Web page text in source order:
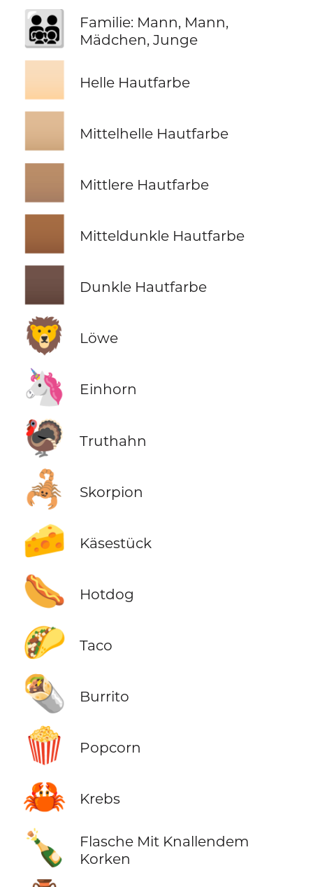
👨‍👨‍👧‍👦
Familie: Mann, Mann,
Mädchen, Junge
Helle Hautfarbe
Mittelhelle Hautfarbe
Mittlere Hautfarbe
Mitteldunkle Hautfarbe
Dunkle Hautfarbe
🦁 Löwe
🦄 Einhorn
🦃 Truthahn
🦂 Skorpion
🧀 Käsestück
🌭 Hotdog
🌮 Taco
🌯 Burrito
🍿 Popcorn
🦀 Krebs
🍾
Flasche Mit Knallendem
Korken